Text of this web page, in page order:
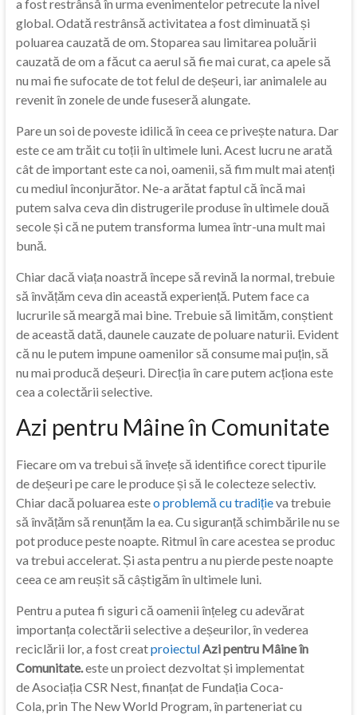
a fost restrânsă în urma evenimentelor petrecute la nivel
global. Odată restrânsă activitatea a fost diminuată și
poluarea cauzată de om. Stoparea sau limitarea poluării
cauzată de om a făcut ca aerul să fie mai curat, ca apele să
nu mai fie sufocate de tot felul de deșeuri, iar animalele au
revenit în zonele de unde fuseseră alungate.
Pare un soi de poveste idilică în ceea ce privește natura. Dar
este ce am trăit cu toții în ultimele luni. Acest lucru ne arată
cât de important este ca noi, oamenii, să fim mult mai atenți
cu mediul înconjurător. Ne-a arătat faptul că încă mai
putem salva ceva din distrugerile produse în ultimele două
secole și că ne putem transforma lumea într-una mult mai
bună.
Chiar dacă viața noastră începe să revină la normal, trebuie
să învățăm ceva din această experiență. Putem face ca
lucrurile să meargă mai bine. Trebuie să limităm, conștient
de această dată, daunele cauzate de poluare naturii. Evident
că nu le putem impune oamenilor să consume mai puțin, să
nu mai producă deșeuri. Direcția în care putem acționa este
cea a colectării selective.
Azi pentru Mâine în Comunitate
Fiecare om va trebui să învețe să identifice corect tipurile
de deșeuri pe care le produce și să le colecteze selectiv.
Chiar dacă poluarea esteo problemă cu tradițieva trebuie
să învățăm să renunțăm la ea. Cu siguranță schimbările nu se
pot produce peste noapte. Ritmul în care acestea se produc
va trebui accelerat. Și asta pentru a nu pierde peste noapte
ceea ce am reușit să câștigăm în ultimele luni.
Pentru a putea fi siguri că oamenii înțeleg cu adevărat
importanța colectării selective a deșeurilor, în vederea
reciclării lor, a fost creatproiectulAzi pentru Mâine în
Comunitate.este un proiect dezvoltat și implementat
de Asociația CSR Nest, finanțat de Fundația Coca-
Cola, prin The New World Program, în parteneriat cu